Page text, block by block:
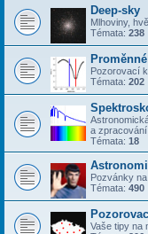
Deep-sky
Mlhoviny,
Témata: 238
Pozorovací
Témata: 202
a
Témata: 18
Pozvánky
Témata: 490
Vaše tipy na